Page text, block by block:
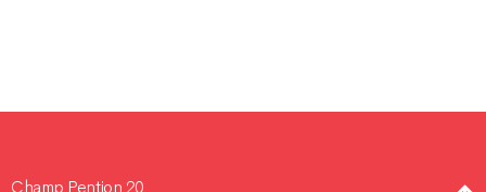
Champ Pention 20